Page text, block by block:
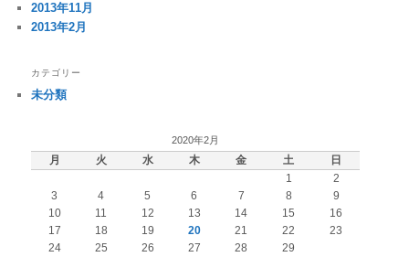
2013年11月
2013年2月
カテゴリー
未分類
2020年2月
月 火 水 木 金 土
日
1
2
3
4 5 6 7 8
9
10
11 12 13 14 15
16
17
18 19 20 21 22
23
24
25 26 27 28 29